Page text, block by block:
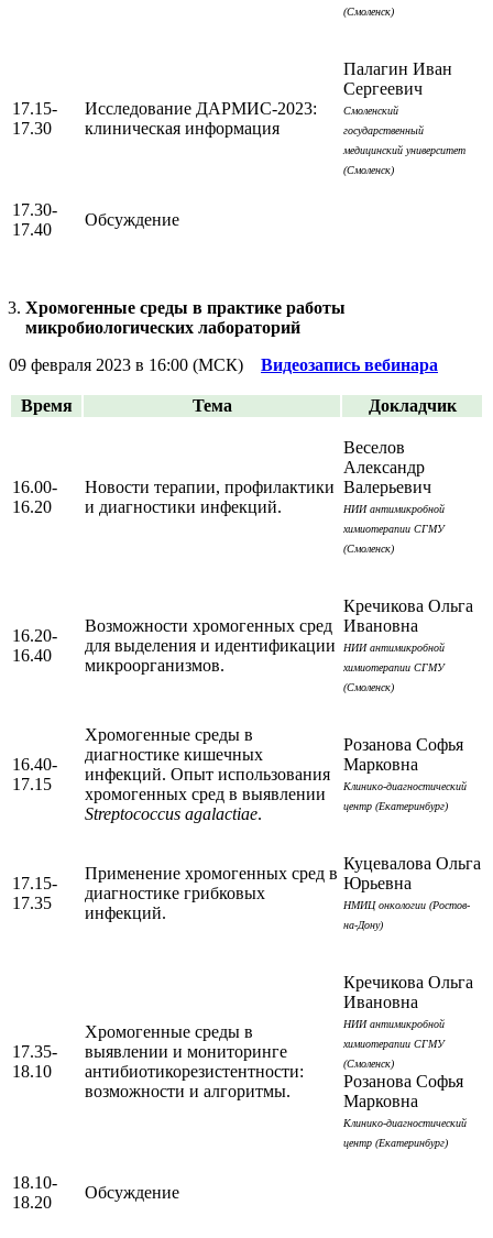
(Смоленск)
17.15-
17.30
Исследование ДАРМИС-2023:
клиническая информация
Палагин Иван
Сергеевич
Смоленский
государственный
медицинский университет
(Смоленск)
17.30-
17.40
Обсуждение
Хромогенные среды в практике работы
микробиологических лабораторий
09 февраля 2023 в 16:00 (МСК) Видеозапись вебинара
Время Тема Докладчик
16.00-
16.20
Новости терапии, профилактики
и диагностики инфекций.
Веселов
Александр
Валерьевич
НИИ антимикробной
химиотерапии СГМУ
(Смоленск)
16.20-
16.40
Возможности хромогенных сред
для выделения и идентификации
микроорганизмов.
Кречикова Ольга
Ивановна
НИИ антимикробной
химиотерапии СГМУ
(Смоленск)
16.40-
17.15
Хромогенные среды в
диагностике кишечных
инфекций. Опыт использования
хромогенных сред в выявлении
Streptococcus agalactiae.
Розанова Софья
Марковна
Клинико-диагностический
центр (Екатеринбург)
17.15-
17.35
Применение хромогенных сред в
диагностике грибковых
инфекций.
Куцевалова Ольга
Юрьевна
НМИЦ онкологии (Ростов-
на-Дону)
17.35-
18.10
Хромогенные среды в
выявлении и мониторинге
антибиотикорезистентности:
возможности и алгоритмы.
Кречикова Ольга
Ивановна
НИИ антимикробной
химиотерапии СГМУ
(Смоленск)
Розанова Софья
Марковна
Клинико-диагностический
центр (Екатеринбург)
18.10-
18.20
Обсуждение